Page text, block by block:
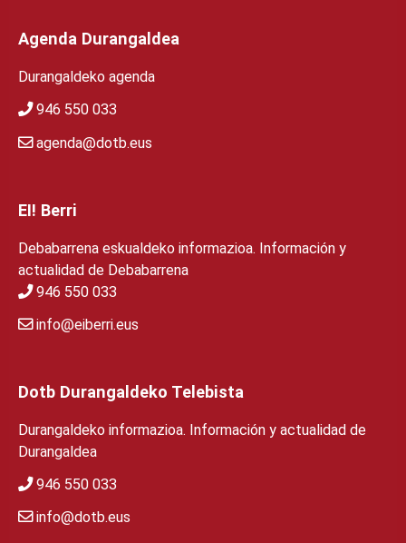
Agenda Durangaldea
Durangaldeko agenda
946 550 033
agenda@dotb.eus
EI! Berri
Debabarrena eskualdeko informazioa. Información y
actualidad de Debabarrena
946 550 033
info@eiberri.eus
Dotb Durangaldeko Telebista
Durangaldeko informazioa. Información y actualidad de
Durangaldea
946 550 033
info@dotb.eus